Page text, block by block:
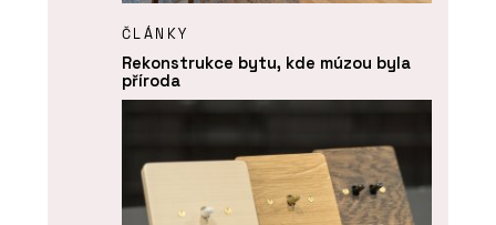
ČLÁNKY
Rekonstrukce bytu, kde múzou byla
příroda